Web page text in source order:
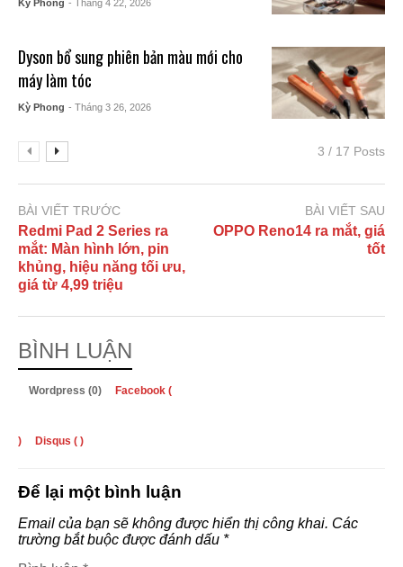
Kỳ Phong - Tháng 4 22, 2026
Dyson bổ sung phiên bản màu mới cho
máy làm tóc
Kỳ Phong - Tháng 3 26, 2026
3 / 17 Posts
BÀI VIẾT TRƯỚC
Redmi Pad 2 Series ra
mắt: Màn hình lớn, pin
khủng, hiệu năng tối ưu,
giá từ 4,99 triệu
BÀI VIẾT SAU
OPPO Reno14 ra mắt, giá
tốt
BÌNH LUẬN
Wordpress (0) Facebook (
) Disqus ( )
Để lại một bình luận
Email của bạn sẽ không được hiển thị công khai. Các
trường bắt buộc được đánh dấu *